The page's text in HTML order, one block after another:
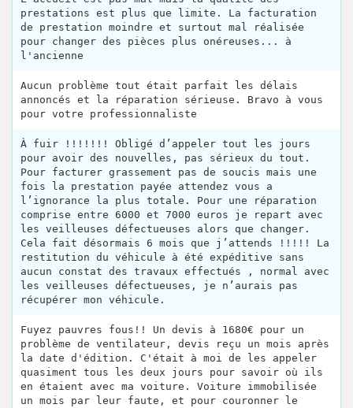
prestations est plus que limite. La facturation
de prestation moindre et surtout mal réalisée
pour changer des pièces plus onéreuses... à
l'ancienne
Aucun problème tout était parfait les délais
annoncés et la réparation sérieuse. Bravo à vous
pour votre professionnaliste
À fuir !!!!!!! Obligé d’appeler tout les jours
pour avoir des nouvelles, pas sérieux du tout.
Pour facturer grassement pas de soucis mais une
fois la prestation payée attendez vous a
l’ignorance la plus totale. Pour une réparation
comprise entre 6000 et 7000 euros je repart avec
les veilleuses défectueuses alors que changer.
Cela fait désormais 6 mois que j’attends !!!!! La
restitution du véhicule à été expéditive sans
aucun constat des travaux effectués , normal avec
les veilleuses défectueuses, je n’aurais pas
récupérer mon véhicule.
Fuyez pauvres fous!! Un devis à 1680€ pour un
problème de ventilateur, devis reçu un mois après
la date d'édition. C'était à moi de les appeler
quasiment tous les deux jours pour savoir où ils
en étaient avec ma voiture. Voiture immobilisée
un mois par leur faute, et pour couronner le